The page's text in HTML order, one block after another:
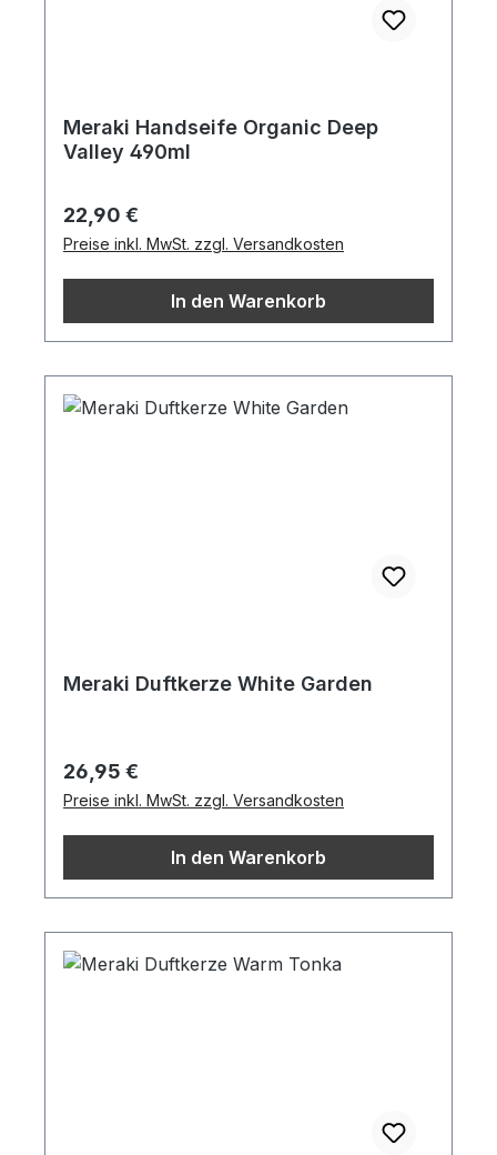
Meraki Handseife Organic Deep
Valley 490ml
Regulärer Preis:
22,90 €
Preise inkl. MwSt. zzgl. Versandkosten
In den Warenkorb
Meraki Duftkerze White Garden
Regulärer Preis:
26,95 €
Preise inkl. MwSt. zzgl. Versandkosten
In den Warenkorb